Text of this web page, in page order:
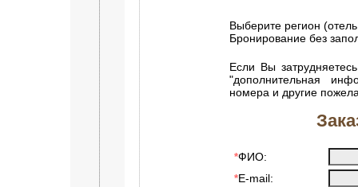
Выберите регион
Бронирование без
Если Вы
"дополнительная
номера и другие
*ФИО:
*E-mail: